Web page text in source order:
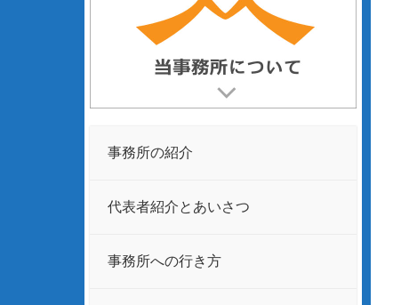
事務所の紹介
代表者紹介とあいさつ
事務所への行き方